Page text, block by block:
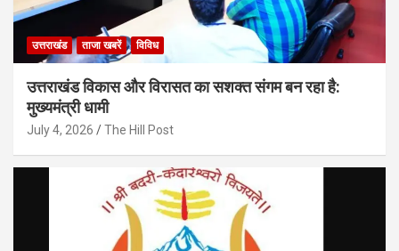
उत्तराखंड ताजा खबरें विविध
उत्तराखंड विकास और विरासत का सशक्त संगम बन रहा है:
मुख्यमंत्री धामी
July 4, 2026 The Hill Post